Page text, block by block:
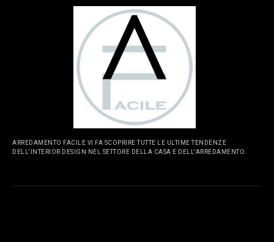
ARREDAMENTO FACILE VI FA SCOPRIRE TUTTE LE ULTIME TENDENZE
DELL'INTERIOR DESIGN NEL SETTORE DELLA CASA E DELL'ARREDAMENTO.